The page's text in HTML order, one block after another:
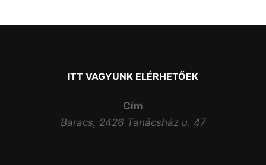
ITT VAGYUNK ELÉRHETŐEK
Cím
Baracs, 2426 Tanácsház u. 47